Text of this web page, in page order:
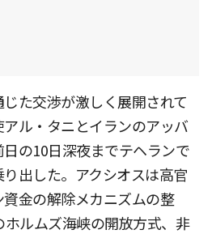
た交渉が激しく展開されて
ル・タニとイランのアッバ
の10日深夜までテヘランで
出した。アクシオスは高官
金の解除メカニズムの整
ルムズ海峡の開放方式、非